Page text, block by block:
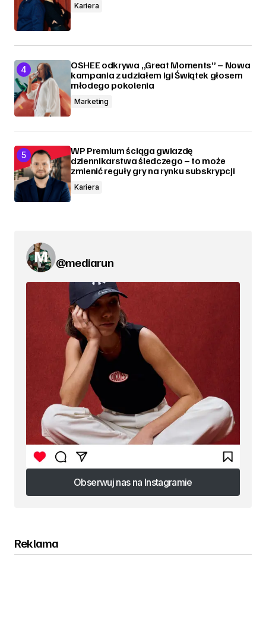
Kariera
OSHEE odkrywa „Great Moments” – Nowa
kampania z udziałem Igi Świątek głosem
młodego pokolenia
Marketing
WP Premium ściąga gwiazdę
dziennikarstwa śledczego – to może
zmienić reguły gry na rynku subskrypcji
Kariera
@mediarun
Obserwuj nas na Instagramie
Obserwuj nas na Instagramie
Reklama